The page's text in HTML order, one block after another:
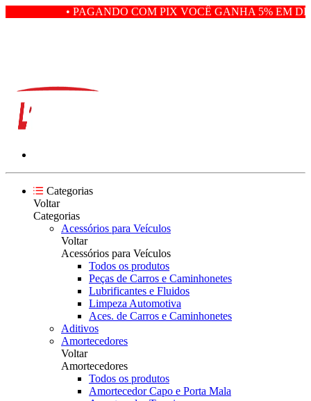
• PAGANDO COM PIX VOCÊ GANHA 5% EM
Categorias
Voltar
Categorias
Acessórios para Veículos
Voltar
Acessórios para Veículos
Todos os produtos
Peças de Carros e Caminhonetes
Lubrificantes e Fluidos
Limpeza Automotiva
Aces. de Carros e Caminhonetes
Aditivos
Amortecedores
Voltar
Amortecedores
Todos os produtos
Amortecedor Capo e Porta Mala